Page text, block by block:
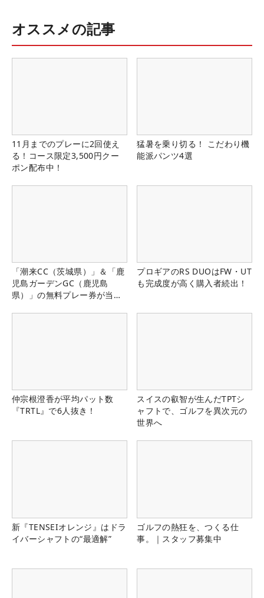
オススメの記事
11月までのプレーに2回使え
る！コース限定3,500円クー
ポン配布中！
猛暑を乗り切る！ こだわり機
能派パンツ4選
「潮来CC（茨城県）」＆「鹿
児島ガーデンGC（鹿児島
県）」の無料プレー券が当た
プロギアのRS DUOはFW・UT
も完成度が高く購入者続出！
仲宗根澄香が平均パット数
『TRTL』で6人抜き！
スイスの叡智が生んだTPTシ
ャフトで、ゴルフを異次元の
世界へ
新『TENSEIオレンジ』はドラ
イバーシャフトの“最適解”
ゴルフの熱狂を、つくる仕
事。｜スタッフ募集中